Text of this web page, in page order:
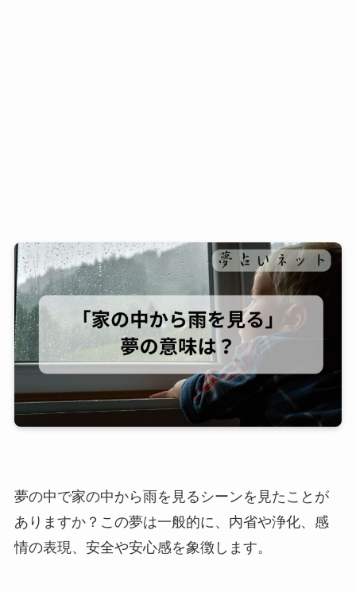
夢の中で家の中から雨を見るシーンを見たことが
ありますか？この夢は一般的に、内省や浄化、感
情の表現、安全や安心感を象徴します。